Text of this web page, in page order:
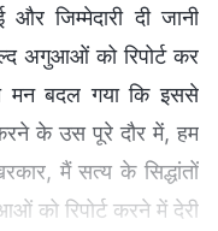
जिम्मेदारी दी जानी
अगुआओं को रिपोर्ट कर
मन बदल गया कि इससे
के उस पूरे दौर में, हम
मैं सत्य के सिद्धांतों
को रिपोर्ट करने में देरी